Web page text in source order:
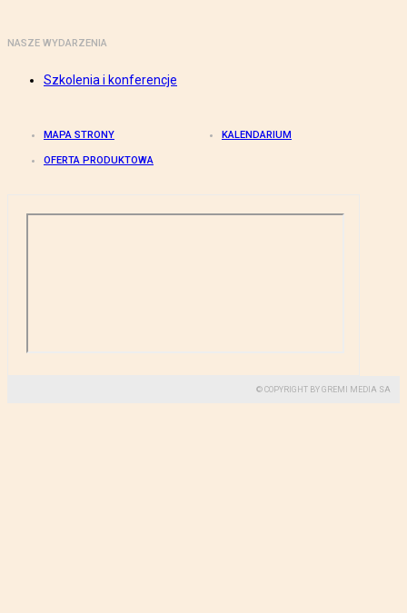
NASZE WYDARZENIA
Szkolenia i konferencje
MAPA STRONY KALENDARIUM
OFERTA PRODUKTOWA
© COPYRIGHT BY GREMI MEDIA SA